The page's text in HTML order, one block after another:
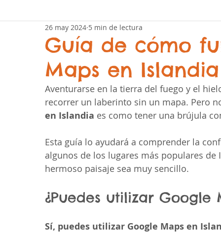
Guía de cómo
Maps en Islandia
26 may 2024 5 min de lectura
Aventurarse en la tierra del fuego y el
recorrer un laberinto sin un mapa. Pero
en Islandia es como tener una brújula
Esta guía lo ayudará a comprender la
algunos de los lugares más populares
hermoso paisaje sea muy sencillo.
¿Puedes utilizar Google
Sí, puedes utilizar Google Maps en